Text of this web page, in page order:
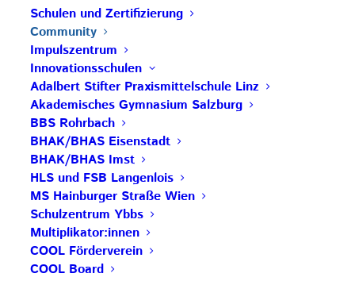
Schulen und Zertifizierung
Community
Impulszentrum
Innovationsschulen
Adalbert Stifter Praxismittelschule Linz
Akademisches Gymnasium Salzburg
BBS Rohrbach
BHAK/BHAS Eisenstadt
BHAK/BHAS Imst
HLS und FSB Langenlois
MS Hainburger Straße Wien
Schulzentrum Ybbs
Multiplikator:innen
COOL Förderverein
COOL Board
nennen, die sich freiwillig den COOL
Qualitätskriterien
drei Jahre gültig und kann im Rahmen einer
Rezertifizierung verlängert werden.
COOL Impulsschulenzertifizieren sich freiwillig
nach den Qualitätskriterien. Sie stellen außerdem
ihr Know-How auch anderen Schulen und
Lehrpersonen im Rahmen von Schulbesuchen zur
Verfügung. Das Zertifikat ist drei Jahre lang gültig.
DieInnovationsschulen
COOL Community!